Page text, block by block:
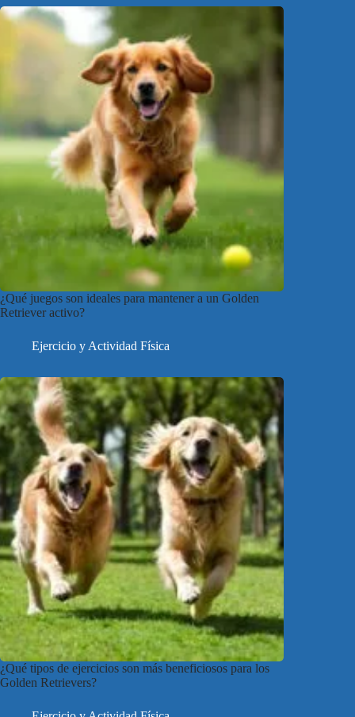
¿Qué juegos son ideales para mantener a un Golden
Retriever activo?
Ejercicio y Actividad Física
¿Qué tipos de ejercicios son más beneficiosos para los
Golden Retrievers?